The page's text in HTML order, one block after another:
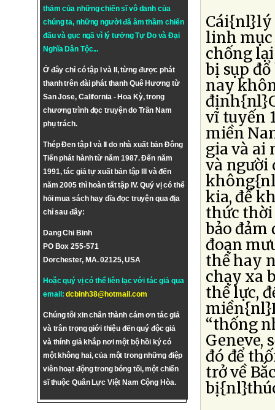
thảm của những chiến sĩ vô danh của
chúng ta, những người đã âm thầm chiến
đấu và gục ngã vì lý tưởngTự DovàĐại
Nghĩa Dân Tộc...
Ở đây chỉ có tập I và II, từng được phát
thanh trên đài phát thanh Quê Hương từ
San Jose, California - Hoa Kỳ, trong
chương trình đọc truyện do Trần Nam
phụ trách.
Thép Đen tập I và II do nhà xuất bản Đông
Tiến phát hành từ năm 1987. Đến năm
1991, tác giả tự xuất bản tập III và đến
năm 2005 thì hoàn tất tập IV. Quý vị có thể
hỏi mua sách hay dĩa đọc truyện qua địa
chỉ sau đây:
Dang Chi Binh
PO Box 255-571
Dorchester, MA. 02125, USA
Hoặc quý vị có thể liên lạc với tác giả qua
email:dcbinh38@hotmail.com
Chúng tôi xin chân thành cám ơn tác giả
và trân trọng giới thiệu đến quý độc giả
và thính giả khắp nơi một bộ hồi ký có
một không hai, của một trong những điệp
viên hoạt động trong bóng tối, một chiến
sĩ thuộc Quân Lực Việt Nam Cộng Hòa.
Cái{nl}lý
linh mục
chống
bị sụp
nay
vĩ tuyến
miền
gia và ai
và người
kia, để
thức thời
bảo đảm
đoạn
thế hay
chạy xa
thế lực,
“thống
Geneve,
đó để
trở về